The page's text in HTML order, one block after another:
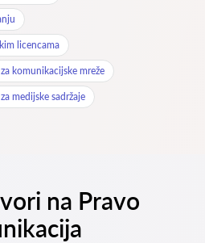
licencama
komunikacijske mreže
medijske sadržaje
na Pravo